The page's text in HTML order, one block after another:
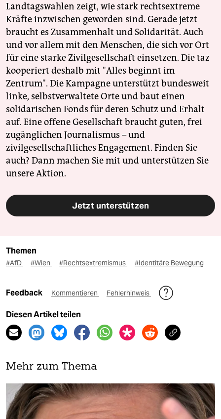
Landtagswahlen zeigt, wie stark rechtsextreme
Kräfte inzwischen geworden sind. Gerade jetzt
braucht es Zusammenhalt und Solidarität. Auch
und vor allem mit den Menschen, die sich vor Ort
für eine starke Zivilgesellschaft einsetzen. Die taz
kooperiert deshalb mit "Alles beginnt im
Zentrum". Die Kampagne unterstützt bundesweit
linke, selbstverwaltete Orte und baut einen
solidarischen Fonds für deren Schutz und Erhalt
auf. Eine offene Gesellschaft braucht guten, frei
zugänglichen Journalismus – und
zivilgesellschaftliches Engagement. Finden Sie
auch? Dann machen Sie mit und unterstützen Sie
unsere Aktion.
Jetzt unterstützen
Themen
#AfD #Wien #Rechtsextremismus #Identitäre Bewegung
Feedback Kommentieren Fehlerhinweis
Diesen Artikel teilen
Mehr zum Thema